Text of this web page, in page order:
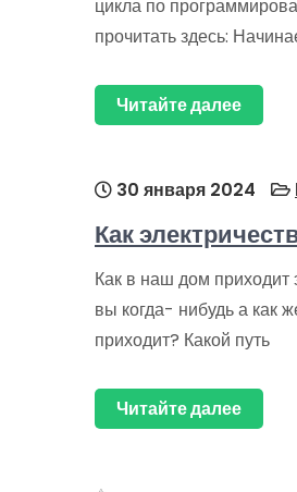
цикла по
прочитать здесь:
Читайте далее
30 января 2024
Как
Как в наш дом приходит
вы когда- нибудь а как
приходит? Какой путь
Читайте далее